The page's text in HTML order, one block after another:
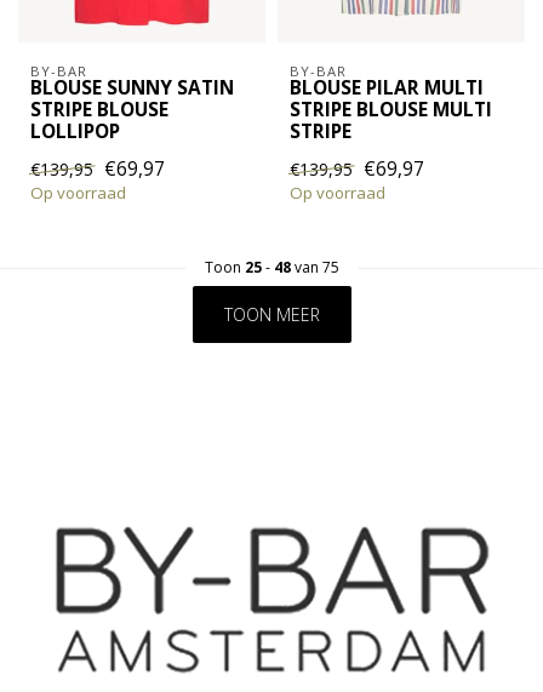
BY-BAR
BLOUSE SUNNY SATIN
STRIPE BLOUSE
LOLLIPOP
€139,95 €69,97
Op voorraad
BY-BAR
BLOUSE PILAR MULTI
STRIPE BLOUSE MULTI
STRIPE
€139,95 €69,97
Op voorraad
Toon 25- 48van 75
TOON MEER